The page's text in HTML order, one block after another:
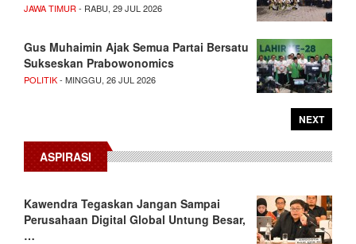
JAWA TIMUR - RABU, 29 JUL 2026
Gus Muhaimin Ajak Semua Partai Bersatu
Sukseskan Prabowonomics
POLITIK- MINGGU, 26 JUL 2026
NEXT
ASPIRASI
Kawendra Tegaskan Jangan Sampai
Perusahaan Digital Global Untung Besar,
…